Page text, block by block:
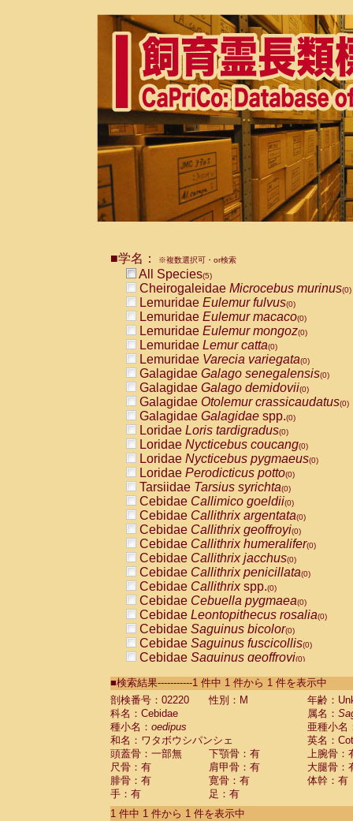
■学名： ※複数選択可・or検索
All Species(5)
Cheirogaleidae Microcebus murinus(0)
Lemuridae Eulemur fulvus(0)
Lemuridae Eulemur macaco(0)
Lemuridae Eulemur mongoz(0)
Lemuridae Lemur catta(0)
Lemuridae Varecia variegata(0)
Galagidae Galago senegalensis(0)
Galagidae Galago demidovii(0)
Galagidae Otolemur crassicaudatus(0)
Galagidae Galagidae spp.(0)
Loridae Loris tardigradus(0)
Loridae Nycticebus coucang(0)
Loridae Nycticebus pygmaeus(0)
Loridae Perodicticus potto(0)
Tarsiidae Tarsius syrichta(0)
Cebidae Callimico goeldii(0)
Cebidae Callithrix argentata(0)
Cebidae Callithrix geoffroyi(0)
Cebidae Callithrix humeralifer(0)
Cebidae Callithrix jacchus(0)
Cebidae Callithrix penicillata(0)
Cebidae Callithrixspp.(0)
Cebidae Cebuella pygmaea(0)
Cebidae Leontopithecus rosalia(0)
Cebidae Saguinus bicolor(0)
Cebidae Saguinus fuscicollis(0)
Cebidae Saguinus geoffroyi(0)
CebidaeSaguinus labiatus(0)
Cebidae Saguinus leucopus (0)
Cebidae
Cebidae
CebidaeSaguinus nigricollis (1)
Cebidae Saguinus oedipus
Cebidae Saguinus weddelli
Cebidae Saguinusspp.
Cebidae Aotus trivirgatus
Cebidae Cebus albifrons
■検索結果-----------1 件中 1 件から 1 件を表示中
剖検番号：02220
性別：M
年齢：
科名：Cebidae
属名：
種小名： oedipus
亜種小名
和名：ワタボウシパンシェ
英名：
頭蓋骨：一部無
下顎骨：有
上腕骨：
尺骨：有
肩甲骨：有
大腿骨：
腓骨：有
寛骨：有
体幹：有
手：有
足：有
1 件中 1 件から 1 件を表示中